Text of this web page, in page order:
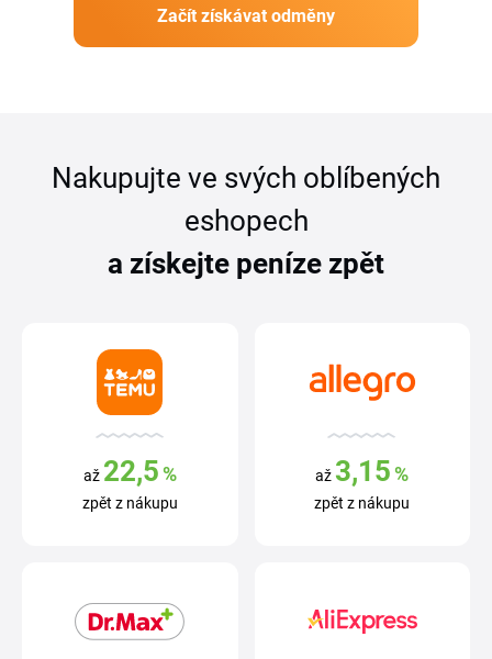
Začít získávat odměny
Nakupujte ve svých oblíbených
eshopech
a získejte peníze zpět
až 22,5%
zpět z nákupu
až 3,15 %
zpět z nákupu